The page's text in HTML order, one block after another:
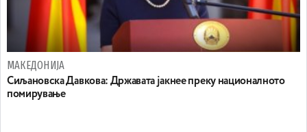
МАКЕДОНИЈА
Сиљановска Давкова: Државата јакнее преку националното
помирување